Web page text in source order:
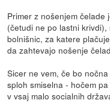
Primer z nošenjem
(četudi ne po lastni
bolnišnic, za katere
da zahtevajo nošenje
Sicer ne vem, če bo
sploh smiselna - hočem
v vsaj malo socialnih